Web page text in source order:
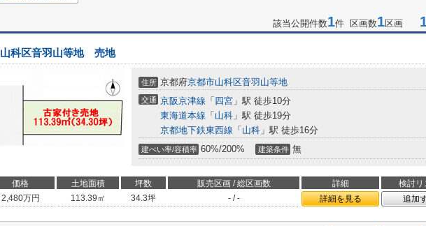
該当公開件数1件 区画数1区画
山科区音羽山等地 売地
住所 京都府京都市山科区音羽山等地
交通 京阪京津線 「 四宮 」駅 徒歩10分
東海道本線 「 山科 」駅 徒歩19分
京都地下鉄東西線 「 山科 」駅 徒歩16分
建ぺい率/容積率 60%/200% 建築条件 無
価格 土地面積 坪数 販売区画 / 総区画数 詳細
検討リ
2,480万円 113.39㎡ 34.3坪 - / - 詳細を見る 追加